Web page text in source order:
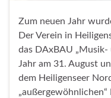
Zum neuen Jahr
Der Verein in
das DAxBAU „Musik-
Jahr am 31. August
dem Heiligenseer